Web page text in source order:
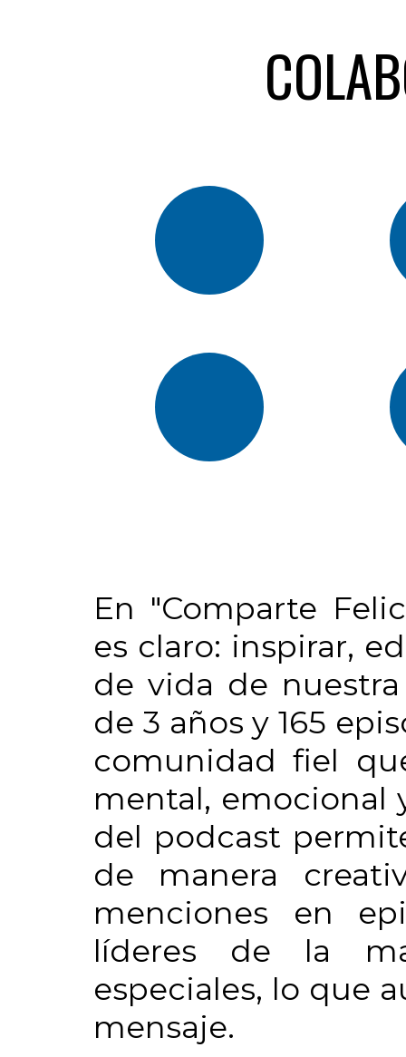
En "Comparte
es claro: inspirar,
de vida de
de 3 años y 165
comunidad fiel
mental, emocional
del podcast
de manera
menciones en
líderes de la
especiales, lo que
mensaje.